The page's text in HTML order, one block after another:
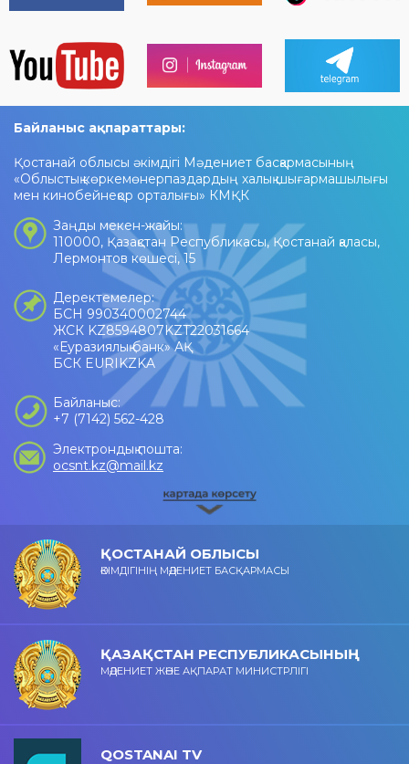
Байланыс ақпараттары:
Қостанай облысы әкімдігі Мәдениет басқармасының
«Облыстық көркемөнерпаздардың халық шығармашылығы
мен кинобейнеқор орталығы» КМҚК
Заңды мекен-жайы:
110000, Қазақстан Республикасы, Қостанай қаласы,
Лермонтов көшесі, 15
Деректемелер:
БСН 990340002744
ЖСК KZ8594807KZT22031664
«Еуразиялық банк» АҚ
БСК EURIKZKA
Байланыс:
+7 (7142) 562-428
Электрондық пошта:
ocsnt.kz@mail.kz
ҚОСТАНАЙ ОБЛЫСЫ
ӘКІМДІГІНІҢ МӘДЕНИЕТ БАСҚАРМАСЫ
ҚАЗАҚСТАН РЕСПУБЛИКАСЫНЫҢ
МӘДЕНИЕТ ЖӘНЕ АҚПАРАТ МИНИСТРЛІГІ
QOSTANAI TV